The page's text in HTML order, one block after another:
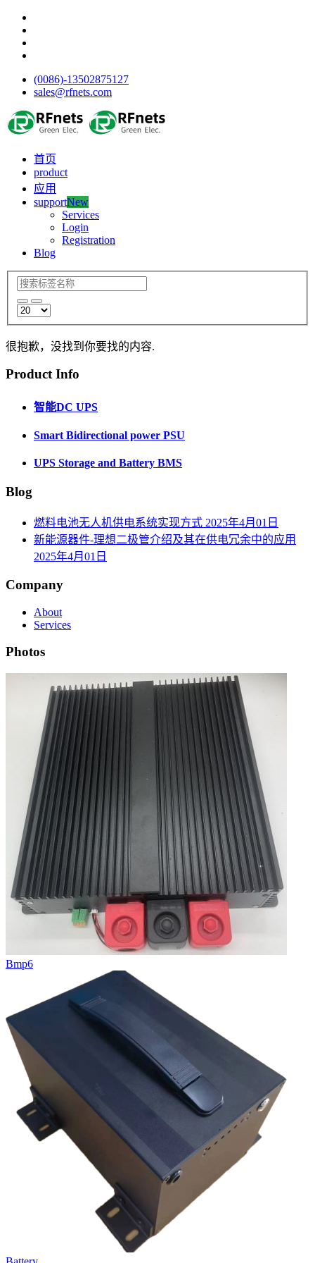
(0086)-13502875127
sales@rfnets.com
首页
product
应用
supportNew
Services
Login
Registration
Blog
很抱歉，没找到你要找的内容.
Product Info
智能DC UPS
Smart Bidirectional power PSU
UPS Storage and Battery BMS
Blog
燃料电池无人机供电系统实现方式 2025年4月01日
新能源器件-理想二极管介绍及其在供电冗余中的应用
2025年4月01日
Company
About
Services
Photos
Bmp6